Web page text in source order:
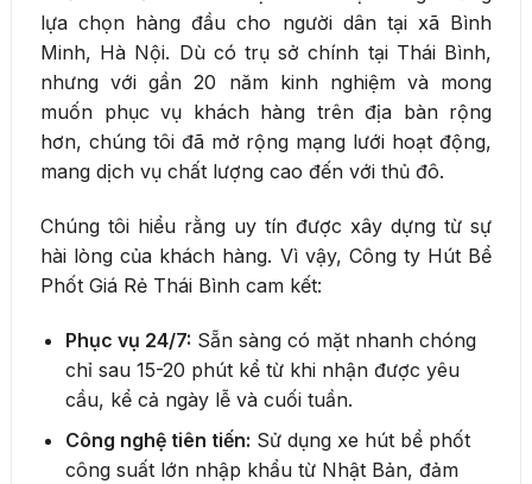
lựa chọn hàng đầu cho người dân tại xã Bình
Minh, Hà Nội. Dù có trụ sở chính tại Thái Bình,
nhưng với gần 20 năm kinh nghiệm và mong
muốn phục vụ khách hàng trên địa bàn rộng
hơn, chúng tôi đã mở rộng mạng lưới hoạt động,
mang dịch vụ chất lượng cao đến với thủ đô.
Chúng tôi hiểu rằng uy tín được xây dựng từ sự
hài lòng của khách hàng. Vì vậy, Công ty Hút Bể
Phốt Giá Rẻ Thái Bình cam kết:
Phục vụ 24/7: Sẵn sàng có mặt nhanh chóng
chỉ sau 15-20 phút kể từ khi nhận được yêu
cầu, kể cả ngày lễ và cuối tuần.
Công nghệ tiên tiến: Sử dụng xe hút bể phốt
công suất lớn nhập khẩu từ Nhật Bản, đảm